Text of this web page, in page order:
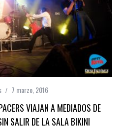
7 marzo, 2016
VIAJAN A MEDIADOS DE
SALIR DE LA SALA BIKINI